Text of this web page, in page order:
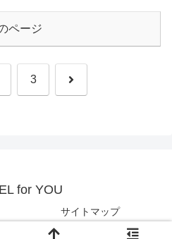
ページ
3 次
for YOU
サイトマップ
for YOU.